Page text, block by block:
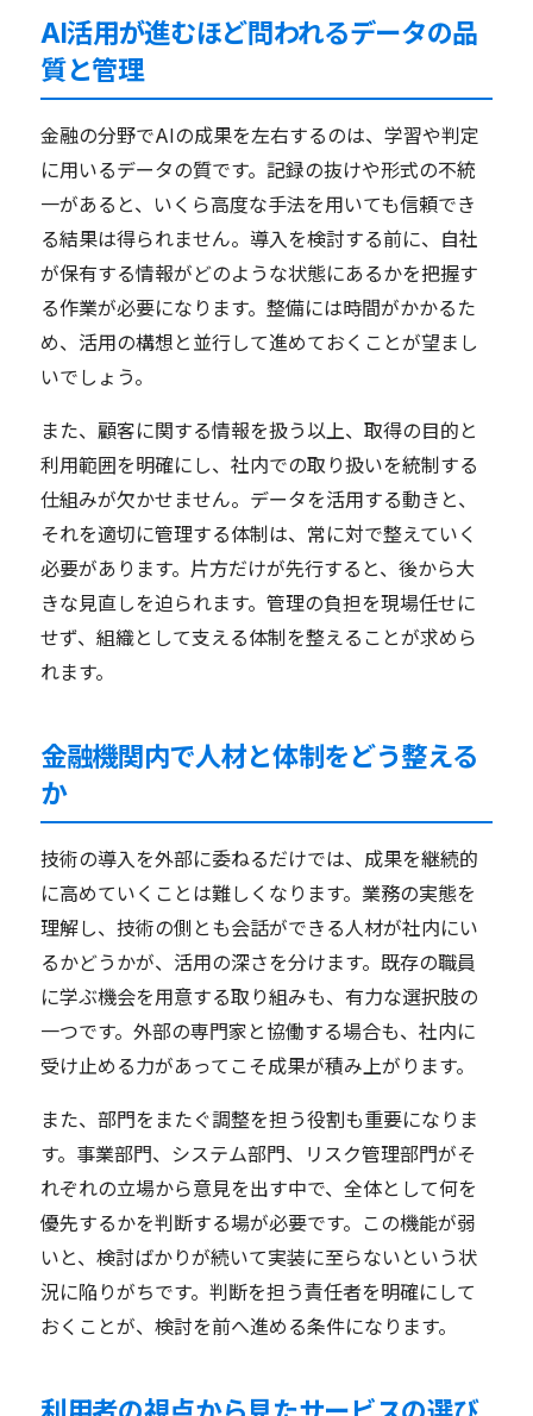
AI活用が進むほど問われるデータの品
質と管理
金融の分野でAIの成果を左右するのは、学習や判定
に用いるデータの質です。記録の抜けや形式の不統
一があると、いくら高度な手法を用いても信頼でき
る結果は得られません。導入を検討する前に、自社
が保有する情報がどのような状態にあるかを把握す
る作業が必要になります。整備には時間がかかるた
め、活用の構想と並行して進めておくことが望まし
いでしょう。
また、顧客に関する情報を扱う以上、取得の目的と
利用範囲を明確にし、社内での取り扱いを統制する
仕組みが欠かせません。データを活用する動きと、
それを適切に管理する体制は、常に対で整えていく
必要があります。片方だけが先行すると、後から大
きな見直しを迫られます。管理の負担を現場任せに
せず、組織として支える体制を整えることが求めら
れます。
金融機関内で人材と体制をどう整える
か
技術の導入を外部に委ねるだけでは、成果を継続的
に高めていくことは難しくなります。業務の実態を
理解し、技術の側とも会話ができる人材が社内にい
るかどうかが、活用の深さを分けます。既存の職員
に学ぶ機会を用意する取り組みも、有力な選択肢の
一つです。外部の専門家と協働する場合も、社内に
受け止める力があってこそ成果が積み上がります。
また、部門をまたぐ調整を担う役割も重要になりま
す。事業部門、システム部門、リスク管理部門がそ
れぞれの立場から意見を出す中で、全体として何を
優先するかを判断する場が必要です。この機能が弱
いと、検討ばかりが続いて実装に至らないという状
況に陥りがちです。判断を担う責任者を明確にして
おくことが、検討を前へ進める条件になります。